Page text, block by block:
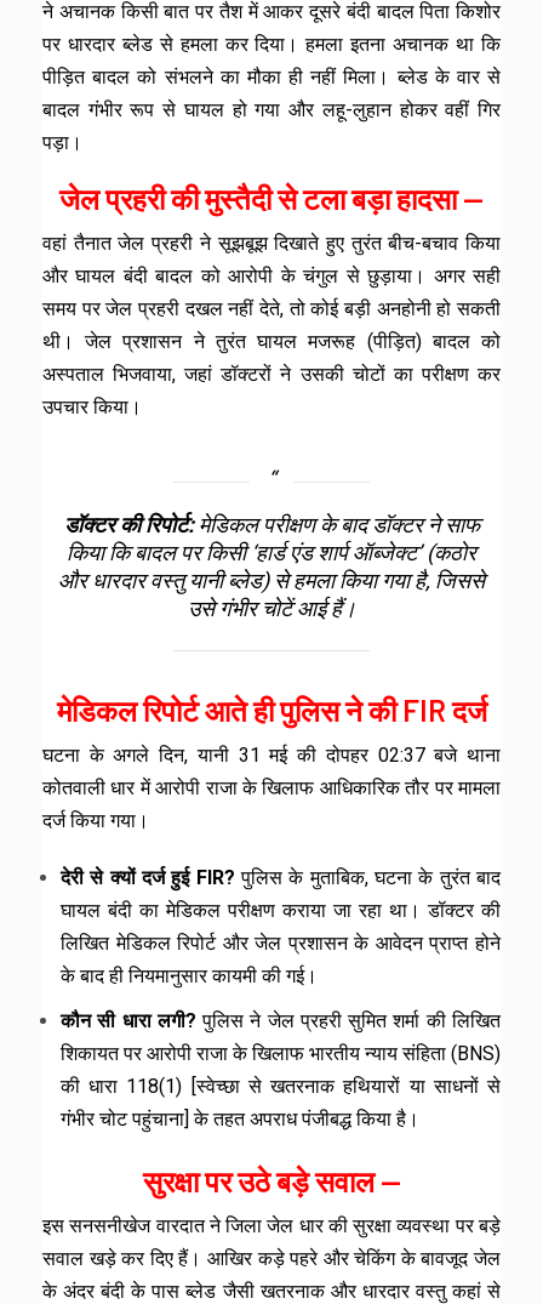
ने अचानक किसी बात पर तैश में आकर दूसरे बंदी बादल पिता किशोर
पर धारदार ब्लेड से हमला कर दिया। हमला इतना अचानक था कि
पीड़ित बादल को संभलने का मौका ही नहीं मिला। ब्लेड के वार से
बादल गंभीर रूप से घायल हो गया और लहू-लुहान होकर वहीं गिर
पड़ा।
जेल प्रहरी की मुस्तैदी से टला बड़ा हादसा —
वहां तैनात जेल प्रहरी ने सूझबूझ दिखाते हुए तुरंत बीच-बचाव किया
और घायल बंदी बादल को आरोपी के चंगुल से छुड़ाया। अगर सही
समय पर जेल प्रहरी दखल नहीं देते, तो कोई बड़ी अनहोनी हो सकती
थी। जेल प्रशासन ने तुरंत घायल मजरूह (पीड़ित) बादल को
अस्पताल भिजवाया, जहां डॉक्टरों ने उसकी चोटों का परीक्षण कर
उपचार किया।
डॉक्टर की रिपोर्ट:मेडिकल परीक्षण के बाद डॉक्टर ने साफ
किया कि बादल पर किसी ‘हार्ड एंड शार्प ऑब्जेक्ट’ (कठोर
और धारदार वस्तु यानी ब्लेड) से हमला किया गया है, जिससे
उसे गंभीर चोटें आई हैं।
मेडिकल रिपोर्ट आते ही पुलिस ने की FIR दर्ज
घटना के अगले दिन, यानी 31 मई की दोपहर 02:37 बजे थाना
कोतवाली धार में आरोपी राजा के खिलाफ आधिकारिक तौर पर मामला
दर्ज किया गया।
देरी से क्यों दर्ज हुई FIR? पुलिस के मुताबिक, घटना के तुरंत बाद
घायल बंदी का मेडिकल परीक्षण कराया जा रहा था। डॉक्टर की
लिखित मेडिकल रिपोर्ट और जेल प्रशासन के आवेदन प्राप्त होने
के बाद ही नियमानुसार कायमी की गई।
कौन सी धारा लगी? पुलिस ने जेल प्रहरी सुमित शर्मा की लिखित
शिकायत पर आरोपी राजा के खिलाफ भारतीय न्याय संहिता (BNS)
की धारा 118(1) [स्वेच्छा से खतरनाक हथियारों या साधनों से
गंभीर चोट पहुंचाना] के तहत अपराध पंजीबद्ध किया है।
सुरक्षा पर उठे बड़े सवाल —
इस सनसनीखेज वारदात ने जिला जेल धार की सुरक्षा व्यवस्था पर बड़े
सवाल खड़े कर दिए हैं। आखिर कड़े पहरे और चेकिंग के बावजूद जेल
के अंदर बंदी के पास ब्लेड जैसी खतरनाक और धारदार वस्तु कहां से